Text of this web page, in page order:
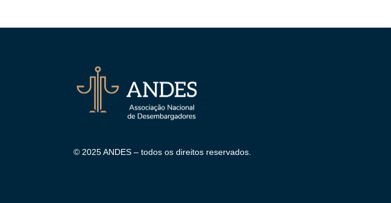
© 2025 ANDES – todos os direitos reservados.